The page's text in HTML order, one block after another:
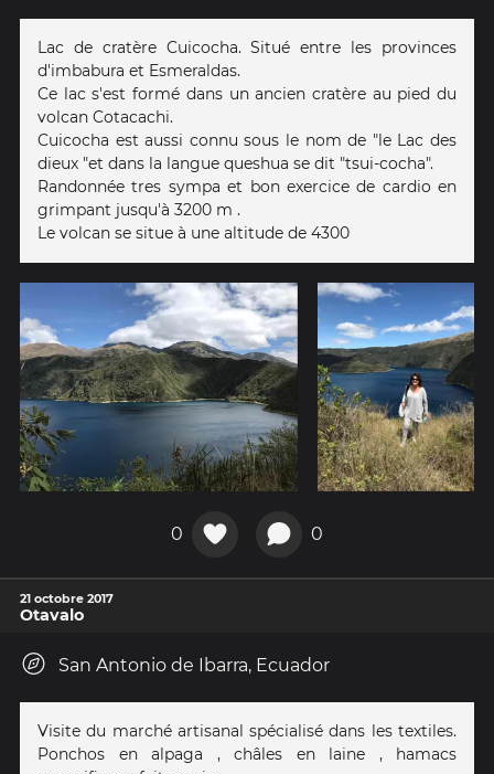
Lac de cratère Cuicocha. Situé entre les provinces
d'imbabura et Esmeraldas.
Ce lac s'est formé dans un ancien cratère au pied du
volcan Cotacachi.
Cuicocha est aussi connu sous le nom de "le Lac des
dieux "et dans la langue queshua se dit "tsui-cocha".
Randonnée tres sympa et bon exercice de cardio en
grimpant jusqu'à 3200 m .
Le volcan se situe à une altitude de 4300
0 0
21 octobre 2017
Otavalo
San Antonio de Ibarra, Ecuador
Visite du marché artisanal spécialisé dans les textiles.
Ponchos en alpaga , châles en laine , hamacs